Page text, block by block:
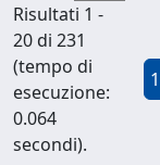
Risultati 1 -
20 di 231
(tempo di
esecuzione:
0.064
secondi).
1